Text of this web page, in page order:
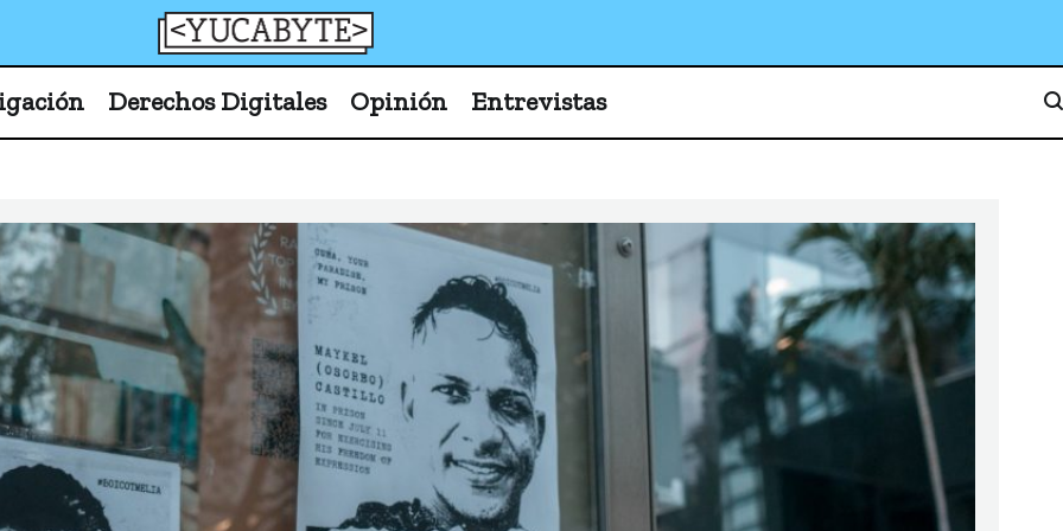
YucaByte
Derechos Digitales Opinión Entrevistas